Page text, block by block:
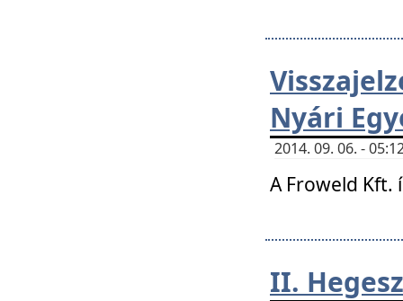
Nyári
2014. 09. 06. -
A Froweld
II.